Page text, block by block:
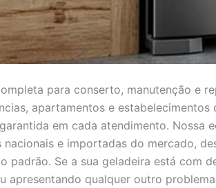
para conserto, manutenção e
apartamentos e estabelecimentos
em cada atendimento. Nossa
e importadas do mercado,
padrão. Se a sua geladeira está com
apresentando qualquer outro